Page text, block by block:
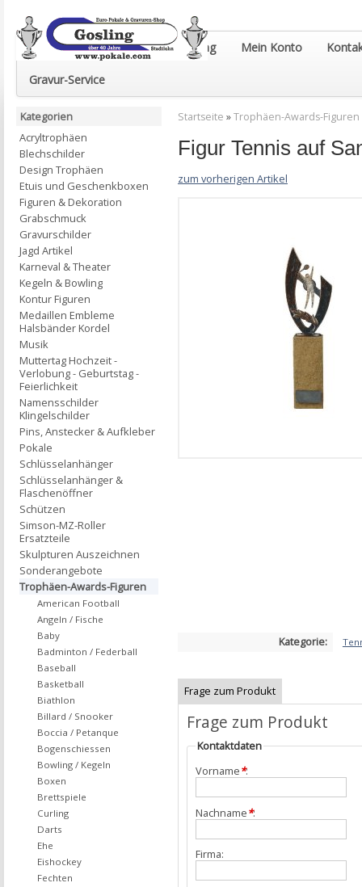
Euro-Pokale & Gravur-Shop Gosling Mein Konto
Gravur-Service
Startseite »Trophäen-Awards-Figuren
Figur Tennis auf
zum vorherigen Artikel
Kategorie:
Frage zum Produkt
Frage zum Produkt
Kontaktdaten
Vorname*:
Nachname*:
Firma:
Kategorien
Acryltrophäen
Blechschilder
Design Trophäen
Etuis und Geschenkboxen
Figuren & Dekoration
Grabschmuck
Gravurschilder
Jagd Artikel
Karneval & Theater
Kegeln & Bowling
Kontur Figuren
Medaillen Embleme
Halsbänder Kordel
Musik
Muttertag Hochzeit -
Verlobung - Geburtstag -
Feierlichkeit
Namensschilder
Klingelschilder
Pins, Anstecker & Aufkleber
Pokale
Schlüsselanhänger
Schlüsselanhänger &
Flaschenöffner
Schützen
Simson-MZ-Roller
Ersatzteile
Skulpturen Auszeichnen
Sonderangebote
Trophäen-Awards-Figuren
American Football
Angeln / Fische
Baby
Badminton / Federball
Baseball
Basketball
Biathlon
Billard / Snooker
Boccia / Petanque
Bogenschiessen
Bowling / Kegeln
Boxen
Brettspiele
Curling
Darts
Ehe
Eishockey
Fechten